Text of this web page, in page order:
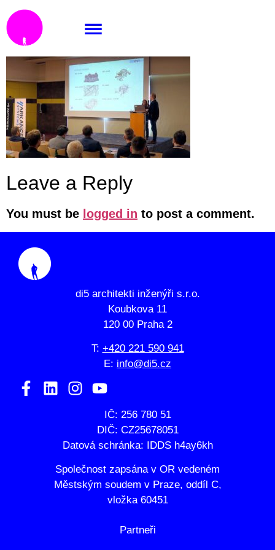
CADfórum 2023
Leave a Reply
You must be logged in to post a comment.
di5 architekti inženýři s.r.o.
Koubkova 11
120 00 Praha 2
T: +420 221 590 941
E: info@di5.cz
IČ: 256 780 51
DIČ: CZ25678051
Datová schránka: IDDS h4ay6kh
Společnost zapsána v OR vedeném
Městským soudem v Praze, oddíl C,
vložka 60451
Partneři